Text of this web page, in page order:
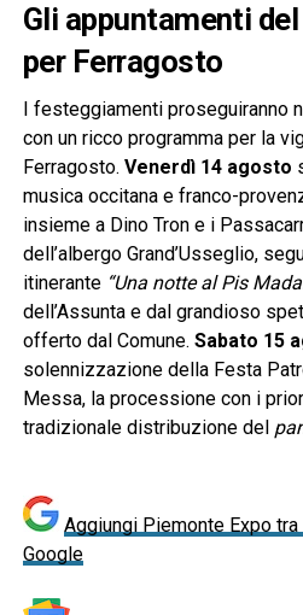
Gli appuntamenti
per Ferragosto
I festeggiamenti proseguiranno
con un ricco programma per la
Ferragosto. Venerdì 14 agosto
musica occitana e franco-
insieme a Dino Tron e i
dell’albergo Grand’Usseglio,
itinerante “Una notte al Pis
dell’Assunta e dal grandioso
offerto dal Comune. Sabato 15
solennizzazione della Festa
Messa, la processione con i
tradizionale distribuzione del
Aggiungi Piemonte Expo
Google